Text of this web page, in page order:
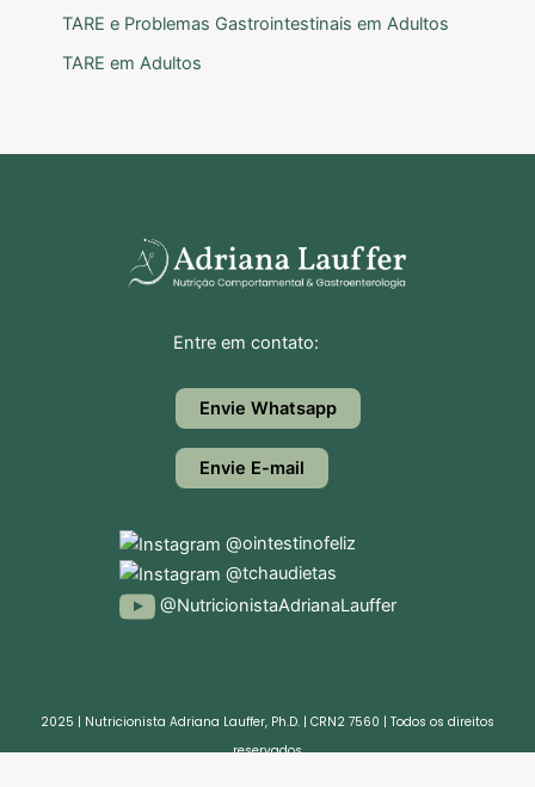
TARE e Problemas Gastrointestinais em Adultos
TARE em Adultos
Entre em contato:
Envie Whatsapp
Envie E-mail
@ointestinofeliz
@tchaudietas
@NutricionistaAdrianaLauffer
2025 | Nutricionista Adriana Lauffer, Ph.D. | CRN2 7560 | Todos os direitos
reservados